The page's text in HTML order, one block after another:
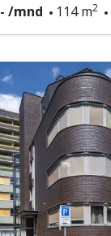
/mnd 114 m2